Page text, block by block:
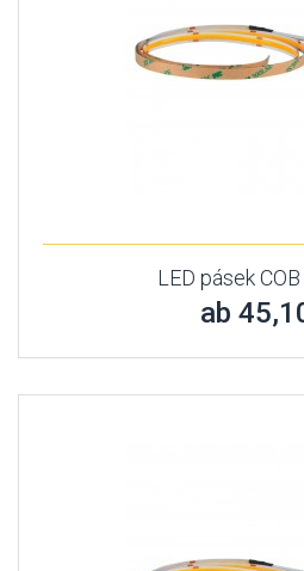
LED pásek
ab